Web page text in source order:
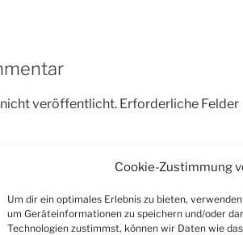
Cookie-Zustimmung
Um dir ein optimales Erlebnis zu bieten,
um Geräteinformationen zu speichern und/oder
Technologien zustimmst, können wir Daten wie
veröffentlicht. Erforderliche Felder